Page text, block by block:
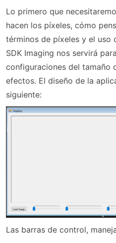
Lo primero que
hacen los píxeles, cómo
términos de píxeles y el uso
SDK Imaging nos servirá
configuraciones del tamaño
efectos. El diseño de la
siguiente:
Las barras de control,